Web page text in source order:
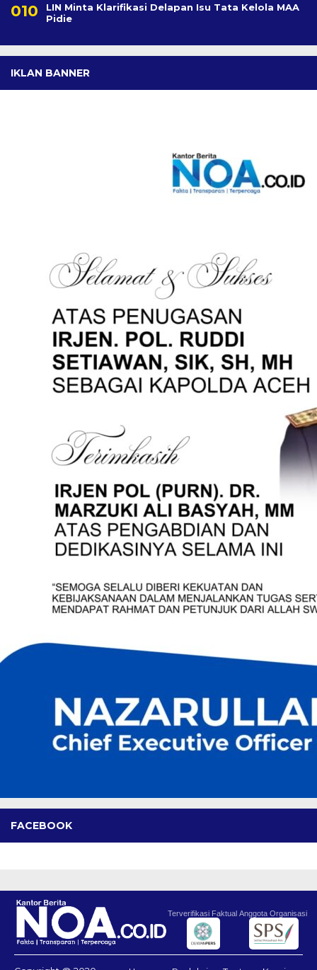
LIN Minta Klarifikasi Delapan Isu Tata Kelola MAA
Pidie
IKLAN BANNER
FACEBOOK
Terverifikasi Faktual Anggota Organisasi